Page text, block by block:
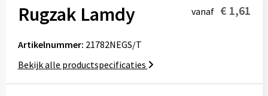
Jassen
Hemden
Snoepgoed
Rugzak Lamdy vanaf € 1,61
Artikelnummer: 21782NEGS/T
Bekijk alle productspecificaties